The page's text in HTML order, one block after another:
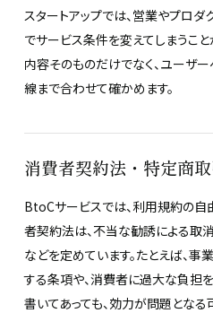
スタートアップでは、営業やプロ
でサービス条件を変えてしまうこと
内容そのものだけでなく、ユーザ
線まで合わせて確かめます。
消費者契約法・特定商
BtoCサービスでは、利用規約の自
者契約法は、不当な勧誘による取
などを定めています。たとえば、
する条項や、消費者に過大な負担
書いてあっても、効力が問題となる